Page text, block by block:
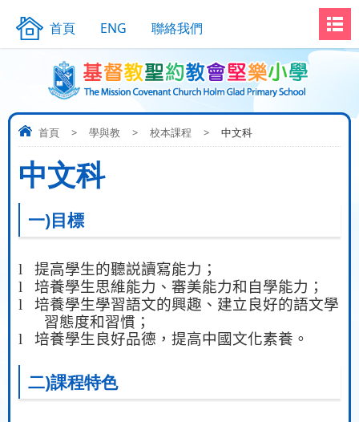
首頁 ENG 聯絡我們
首頁 > 學與教 > 校本課程 > 中文科
中文科
一)目標
l
提高學生的聽説讀寫能力；
l
培養學生思維能力、審美能力和自學能力；
l
培養學生學習語文的興趣、建立良好的語文學
習態度和習慣；
l
培養學生良好品德，提高中國文化素養 。
二)課程特色